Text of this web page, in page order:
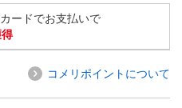
ードでお支払いで
コメリポイントについて